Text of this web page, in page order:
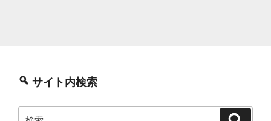
サイト内検索